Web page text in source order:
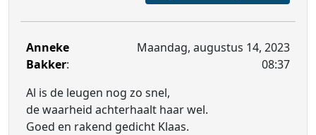
Anneke
Bakker:
Maandag, augustus 14, 2023
08:37
Al is de leugen nog zo snel,
de waarheid achterhaalt haar wel.
Goed en rakend gedicht Klaas.